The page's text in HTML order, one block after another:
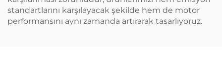
standartlarını karşılayacak şekilde hem de motor
performansını aynı zamanda artırarak tasarlıyoruz.